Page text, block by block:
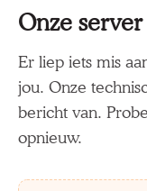
Onze
Er liep iets mis
jou. Onze
bericht van.
opnieuw.